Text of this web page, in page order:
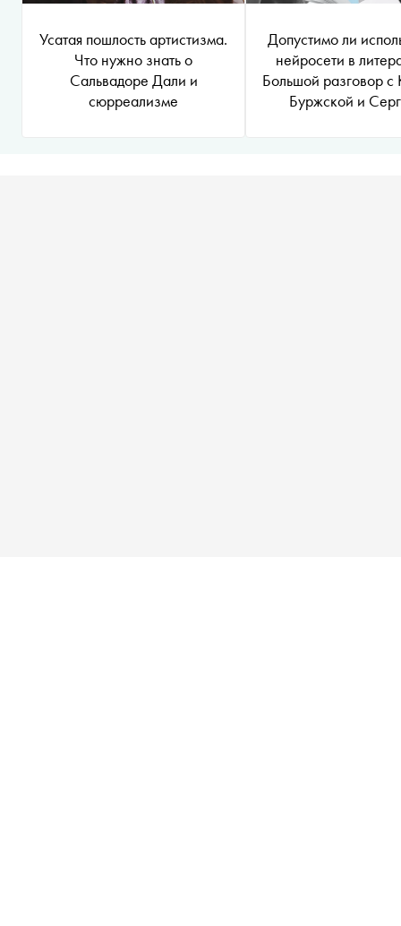
Усатая пошлость артистизма.
Что нужно знать о
Сальвадоре Дали и
сюрреализме
Допустимо ли
нейросети в
Большой разговор с
Буржской и